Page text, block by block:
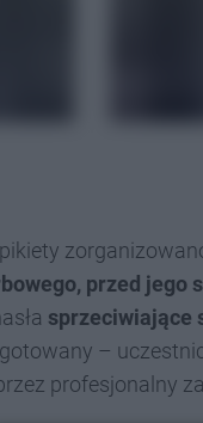
przed jego
sprzeciwiające
–
profesjonalny